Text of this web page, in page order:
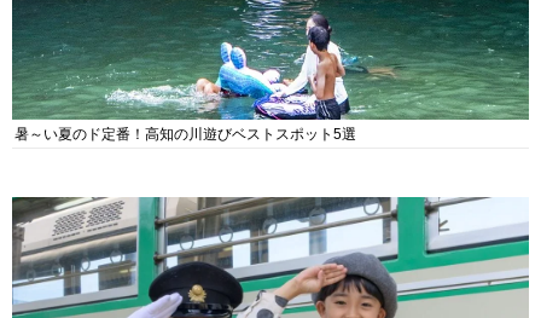
暑～い夏のド定番！高知の川遊びベストスポット5選